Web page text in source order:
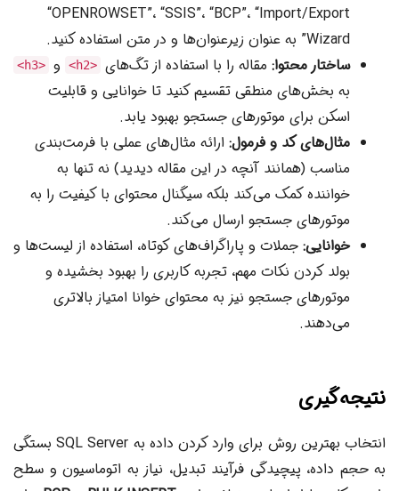
“OPENROWSET”، “SSIS”، “BCP”، “Import/Export
Wizard” به عنوان زیرعنوان‌ها و در متن استفاده کنید.
ساختار محتوا: مقاله را با استفاده از تگ‌های <h2> و <h3>
به بخش‌های منطقی تقسیم کنید تا خوانایی و قابلیت
اسکن برای موتورهای جستجو بهبود یابد.
مثال‌های کد و فرمول: ارائه مثال‌های عملی با فرمت‌بندی
مناسب (همانند آنچه در این مقاله دیدید) نه تنها به
خواننده کمک می‌کند بلکه سیگنال محتوای با کیفیت را به
موتورهای جستجو ارسال می‌کند.
خوانایی: جملات و پاراگراف‌های کوتاه، استفاده از لیست‌ها و
بولد کردن نکات مهم، تجربه کاربری را بهبود بخشیده و
موتورهای جستجو نیز به محتوای خوانا امتیاز بالاتری
می‌دهند.
نتیجه‌گیری
انتخاب بهترین روش برای وارد کردن داده به SQL Server بستگی
به حجم داده، پیچیدگی فرآیند تبدیل، نیاز به اتوماسیون و سطح